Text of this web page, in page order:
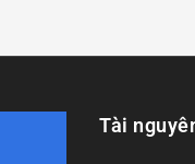
Tài